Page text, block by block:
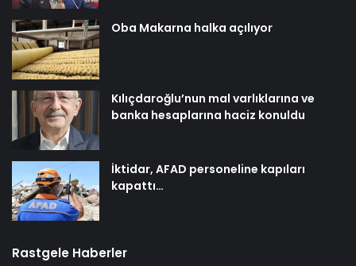
Oba Makarna halka açılıyor
Kılıçdaroğlu’nun mal varlıklarına ve
banka hesaplarına haciz konuldu
İktidar, AFAD personeline kapıları
kapattı…
Rastgele Haberler